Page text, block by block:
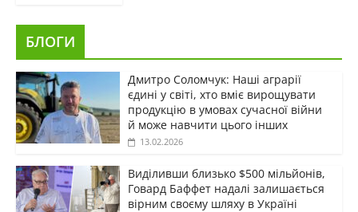
БЛОГИ
Дмитро Соломчук: Наші аграрії
єдині у світі, хто вміє вирощувати
продукцію в умовах сучасної війни
й може навчити цього інших
13.02.2026
Виділивши близько $500 мільйонів,
Говард Баффет надалі залишається
вірним своєму шляху в Україні